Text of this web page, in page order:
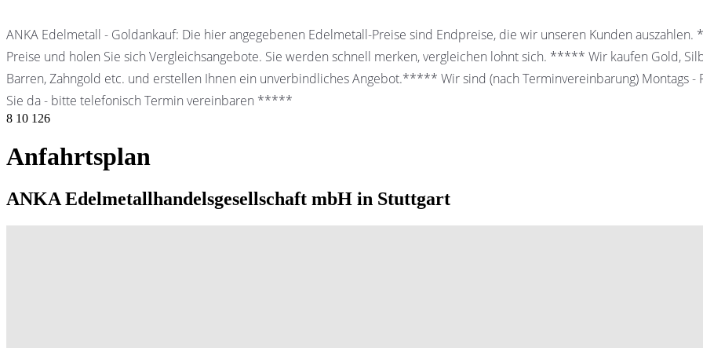
ANKA Edelmetall - Goldankauf: Die hier angegebenen Edelmetall-Preise sind Endpreise, die wir unseren Kunden
Preise und holen Sie sich Vergleichsangebote. Sie werden schnell merken, vergleichen lohnt sich. ***** Wir kaufen Gold,
Barren, Zahngold etc. und erstellen Ihnen ein unverbindliches Angebot.***** Wir sind (nach Terminvereinbarung) Montags -
Sie da - bitte telefonisch Termin vereinbaren *****
8 10 126
Anfahrtsplan
ANKA Edelmetallhandelsgesellschaft mbH in Stuttgart